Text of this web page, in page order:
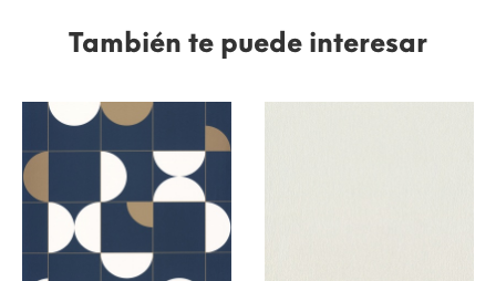
También te puede interesar